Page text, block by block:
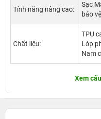
Tính năng nâng cao:
Sạc
bảo
Chất liệu:
TPU
Lớp
Nam
Xem